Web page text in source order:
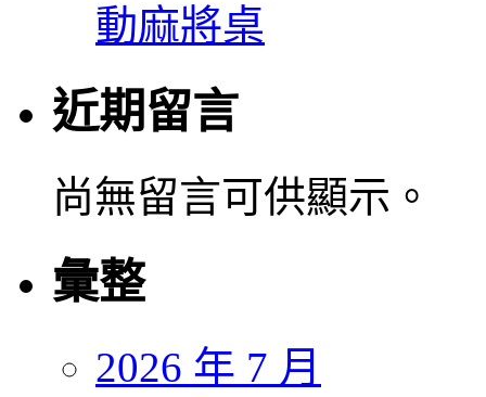
動麻將桌
近期留言
尚無留言可供顯示。
彙整
2026 年 7 月